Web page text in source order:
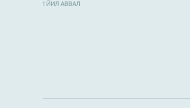
1 ЙИЛ АВВАЛ